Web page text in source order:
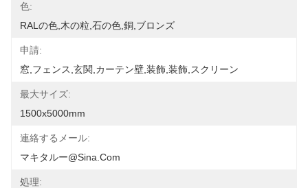
色:
RALの色,木の粒,石の色,銅,ブロンズ
申請:
窓,フェンス,玄関,カーテン壁,装飾,装飾,スクリーン
最大サイズ:
1500x5000mm
連絡するメール:
マキタルー@sina.com
処理: